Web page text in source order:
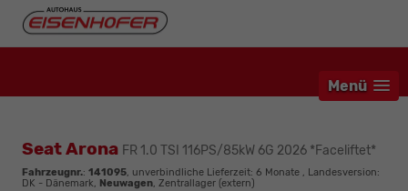
Menü
Seat Arona FR 1.0 TSI 116PS/85kW 6G 2026 *Faceliftet*
Fahrzeugnr.: 141095, unverbindliche Lieferzeit: 6 Monate , Landesversion:
DK - Dänemark, Neuwagen, Zentrallager (extern)